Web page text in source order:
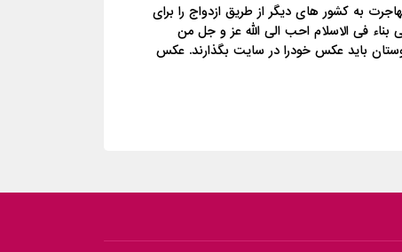
به کشور های دیگر از طریق ازدواج را برای
بناء فى الاسلام احب الى الله عز و جل من
باید عکس خودرا در سایت بگذارند. عکس